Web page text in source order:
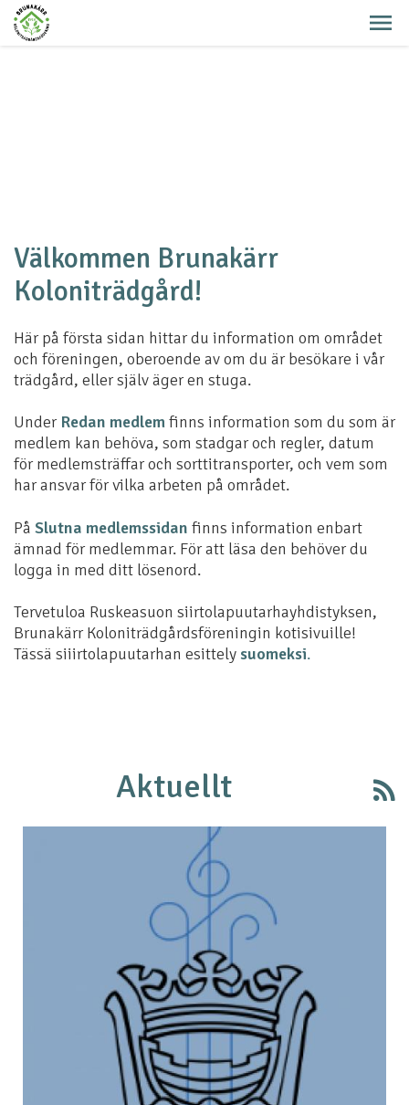
Välkommen Brunakärr
Koloniträdgård!
Här på första sidan hittar du information om området
och föreningen, oberoende av om du är besökare i vår
trädgård, eller själv äger en stuga.
Under Redan medlemfinns information som du som är
medlem kan behöva, som stadgar och regler, datum
för medlemsträffar och sorttitransporter, och vem som
har ansvar för vilka arbeten på området.
På Slutna medlemssidan finns information enbart
ämnad för medlemmar. För att läsa den behöver du
logga in med ditt lösenord.
Tervetuloa Ruskeasuon siirtolapuutarhayhdistyksen,
Brunakärr Koloniträdgårdsföreningin kotisivuille!
Tässä siiirtolapuutarhan esittely suomeksi.
Aktuellt